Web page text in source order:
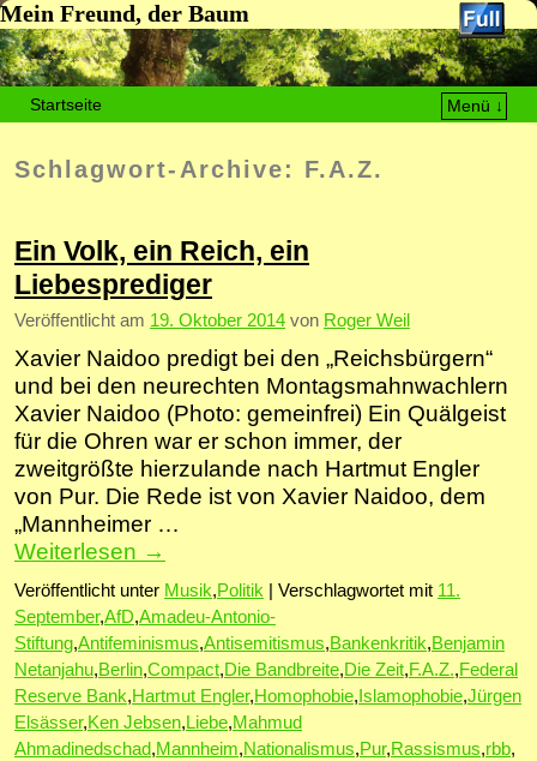
Mein Freund, der Baum
Startseite
Menü ↓
Schlagwort-Archive: F.A.Z.
Ein Volk, ein Reich, ein
Liebesprediger
Veröffentlicht am 19. Oktober 2014 von Roger Weil
Xavier Naidoo predigt bei den „Reichsbürgern“
und bei den neurechten Montagsmahnwachlern
Xavier Naidoo (Photo: gemeinfrei) Ein Quälgeist
für die Ohren war er schon immer, der
zweitgrößte hierzulande nach Hartmut Engler
von Pur. Die Rede ist von Xavier Naidoo, dem
„Mannheimer …
Weiterlesen →
Veröffentlicht unter Musik,Politik Verschlagwortet mit 11.
September,AfD,Amadeu-Antonio-
Stiftung,Antifeminismus,Antisemitismus,Bankenkritik,Benjamin
Netanjahu,Berlin,Compact,Die Bandbreite,Die Zeit,F.A.Z.,Federal
Reserve Bank,Hartmut Engler,Homophobie, Islamophobie,Jürgen
Elsässer,Ken Jebsen, Liebe,Mahmud
Ahmadinedschad,Mannheim,Nationalismus,Pur,Rassismus,rbb,